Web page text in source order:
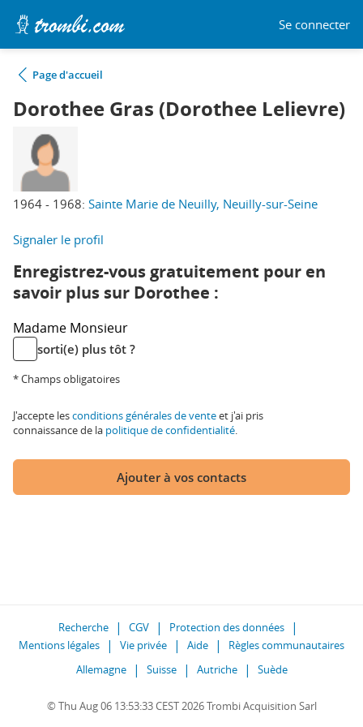
Se connecter
Page d'accueil
Dorothee Gras (Dorothee Lelievre)
1964 - 1968: Sainte Marie de Neuilly, Neuilly-sur-Seine
Signaler le profil
Enregistrez-vous gratuitement pour en
savoir plus sur Dorothee :
Madame Monsieur
sorti(e) plus tôt ?
* Champs obligatoires
J'accepte lesconditions générales de venteet j'ai pris
connaissance de la politique de confidentialité.
Ajouter à vos contacts
Recherche CGV
Protection des données
Mentions légales
Vie privée Aide
Règles communautaires
Allemagne
Suisse Autriche Suède
© Thu Aug 06 13:53:33 CEST 2026 Trombi Acquisition Sarl